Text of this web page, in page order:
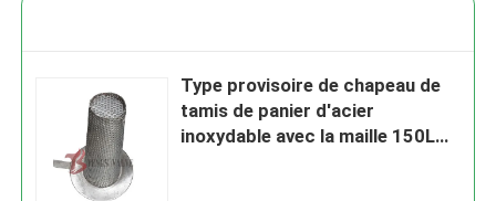
Type provisoire de chapeau de
tamis de panier d'acier
inoxydable avec la maille 150LB -